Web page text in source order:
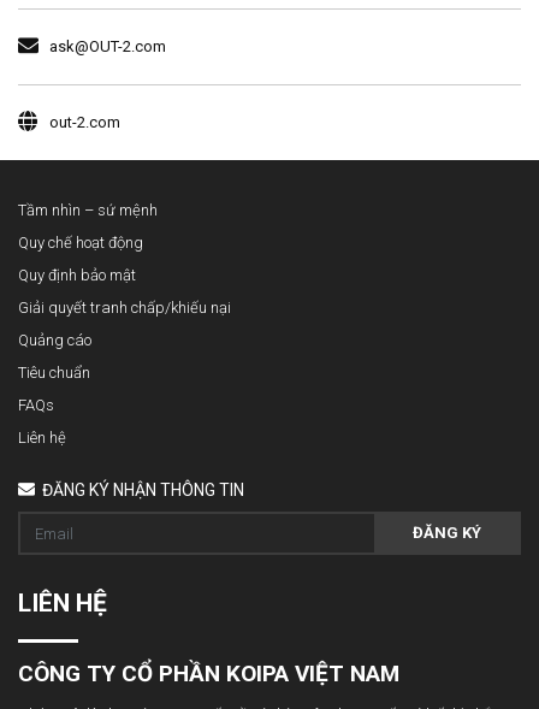
ask@OUT-2.com
out-2.com
Tầm nhìn – sứ mệnh
Quy chế hoạt động
Quy định bảo mật
Giải quyết tranh chấp/khiếu nại
Quảng cáo
Tiêu chuẩn
FAQs
Liên hệ
ĐĂNG KÝ NHẬN THÔNG TIN
ĐĂNG KÝ
LIÊN HỆ
CÔNG TY CỔ PHẦN KOIPA VIỆT NAM